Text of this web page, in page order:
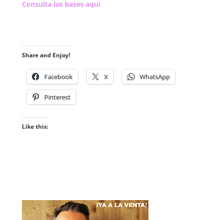
Consulta las bases aquí
Share and Enjoy!
Facebook X WhatsApp
Pinterest
Like this: